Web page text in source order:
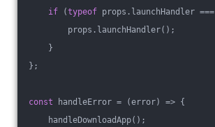
if (typeof props.launchHandler ===
props.launchHandler();
}
};
const handleError = (error) => {
handleDownloadApp();